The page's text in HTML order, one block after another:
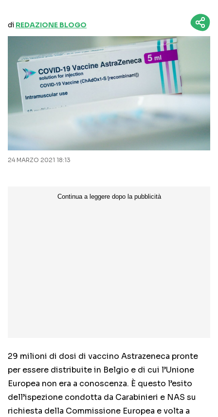
di REDAZIONE BLOGO
24 MARZO 2021 18:13
29 milioni di dosi di vaccino Astrazeneca pronte
per essere distribuite in Belgio e di cui l’Unione
Europea non era a conoscenza. È questo l’esito
dell’ispezione condotta da Carabinieri e NAS su
richiesta della Commissione Europea e volta a